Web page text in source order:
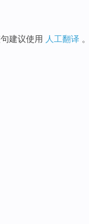
建议使用 人工翻译